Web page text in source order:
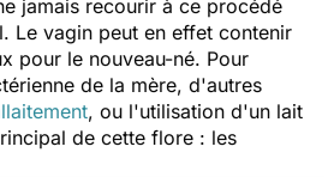
jamais recourir à ce procédé
Le vagin peut en effet contenir
pour le nouveau-né. Pour
de la mère, d'autres
, ou l'utilisation d'un lait
de cette flore : les